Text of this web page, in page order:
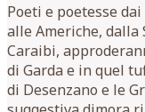
Poeti e poetesse
alle Americhe, dalla
Caraibi,
di Garda e in quel
di Desenzano e le